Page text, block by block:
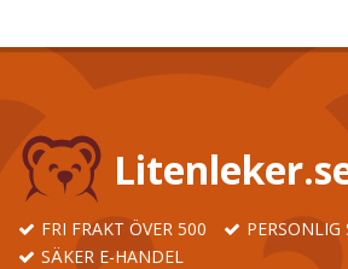
FRI FRAKT ÖVER 500
PERSONLIG
SÄKER E-HANDEL